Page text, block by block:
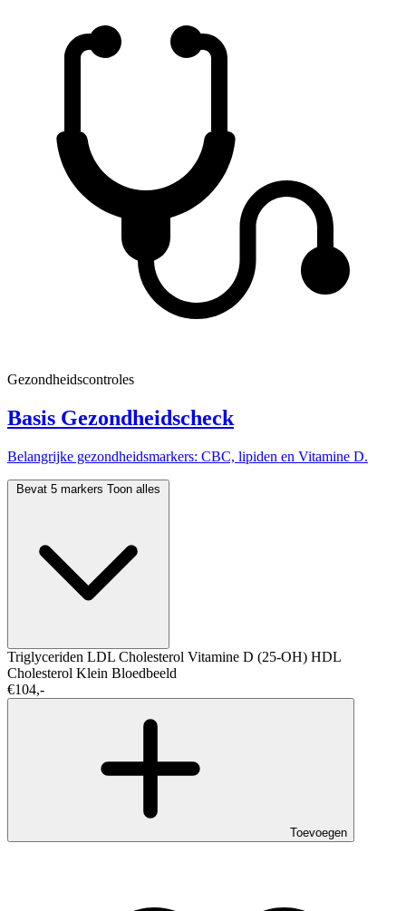
Gezondheidscontroles
Basis Gezondheidscheck
Belangrijke gezondheidsmarkers: CBC, lipiden en Vitamine D.
Bevat 5 markers Toon alles
Triglyceriden LDL Cholesterol Vitamine D (25-OH) HDL
Cholesterol Klein Bloedbeeld
€104,-
Toevoegen